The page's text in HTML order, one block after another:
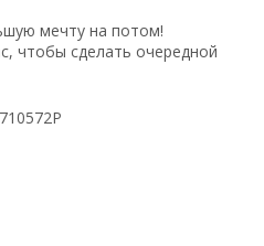
мечту на потом!
чтобы сделать очередной